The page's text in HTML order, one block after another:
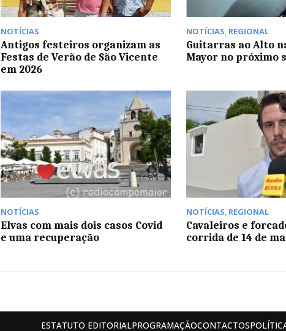
NOTÍCIAS
Antigos festeiros organizam as
Festas de Verão de São Vicente
em 2026
NOTÍCIAS, REGIONAL
Guitarras ao Alto
Mayor no próximo
NOTÍCIAS
Elvas com mais dois casos Covid
e uma recuperação
NOTÍCIAS, REGIONAL
Cavaleiros e
corrida de 14 de
ESTATUTO EDITORIALPROGRAMAÇÃOCONTACTOS